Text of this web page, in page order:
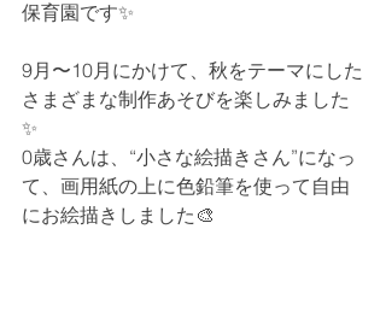
保育園です✨
9月〜10月にかけて、秋をテーマにした
さまざまな制作あそびを楽しみました
✨
0歳さんは、“小さな絵描きさん”になっ
て、画用紙の上に色鉛筆を使って自由
にお絵描きしました🎨